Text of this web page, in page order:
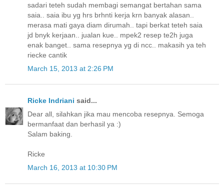
sadari teteh sudah membagi semangat bertahan sama
saia.. saia ibu yg hrs brhnti kerja krn banyak alasan..
merasa mati gaya diam dirumah.. tapi berkat teteh saia
jd bnyk kerjaan.. jualan kue.. mpek2 resep te2h juga
enak banget.. sama resepnya yg di ncc.. makasih ya teh
riecke cantik
March 15, 2013 at 2:26 PM
Ricke Indriani said...
Dear all, silahkan jika mau mencoba resepnya. Semoga
bermanfaat dan berhasil ya :)
Salam baking.
Ricke
March 16, 2013 at 10:30 PM